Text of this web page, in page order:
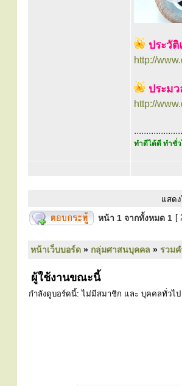
ประวั
http://
ประม
http://
ทำดีได้ดี ทำชั่
แสด
หน้า 1 จากทั้งหมด 1 [
หน้าเว็บบอร์ด » กลุ่มศาสนบุคคล » รวม
ผู้ใช้งานขณะนี้
กำลังดูบอร์ดนี้: ไม่มีสมาชิก และ บุคคลทั่วไ